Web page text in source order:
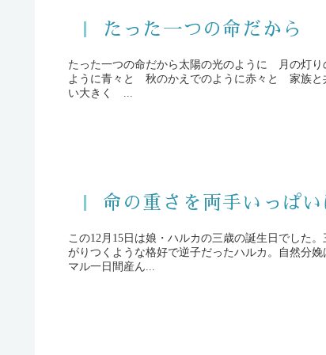
たった一つの命だから
たった一つの命だから太陽の光のように 月の灯
ように青々と 秋のかえでのように赤々と 家族と
い大きく ...
命の重さを両手いっぱい
この12月15日は娘・ハルカの三歳の誕生日でした
がりつくような格好で逆子だったハルカ。自然分
マル一日間産ん...